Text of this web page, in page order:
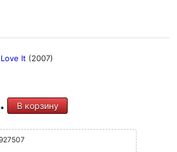
It (2007)
В корзину